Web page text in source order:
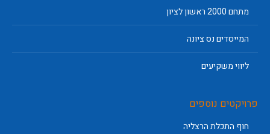
מתחם 2000 ראשון לציון
המייסדים נס ציונה
ליווי משקיעים
פרויקטים נוספים
חוף התכלת הרצליה